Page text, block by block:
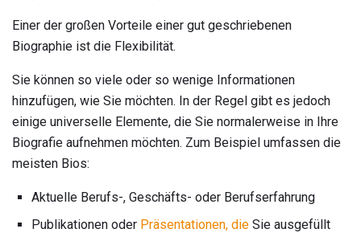
Einer der großen Vorteile einer gut geschriebenen
Biographie ist die Flexibilität.
Sie können so viele oder so wenige Informationen
hinzufügen, wie Sie möchten. In der Regel gibt es jedoch
einige universelle Elemente, die Sie normalerweise in Ihre
Biografie aufnehmen möchten. Zum Beispiel umfassen die
meisten Bios:
Aktuelle Berufs-, Geschäfts- oder Berufserfahrung
Publikationen oder Präsentationen, die Sie ausgefüllt